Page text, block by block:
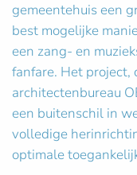
gemeentehuis een
best mogelijke
een zang- en
fanfare. Het
architectenbureau
een buitenschil in
volledige
optimale